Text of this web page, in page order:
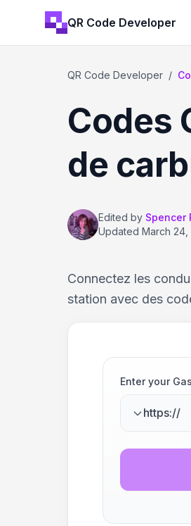
QR Code Developer
QR Code Developer /
Codes
de
Edited by Spencer
Updated March 24,
Connectez les
station avec des
Enter your
https://